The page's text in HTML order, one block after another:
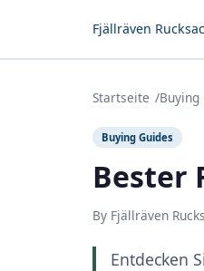
Fjällräven
Startseite Buying
Buying Guides
Bester
By Fjällräven
Entdecken